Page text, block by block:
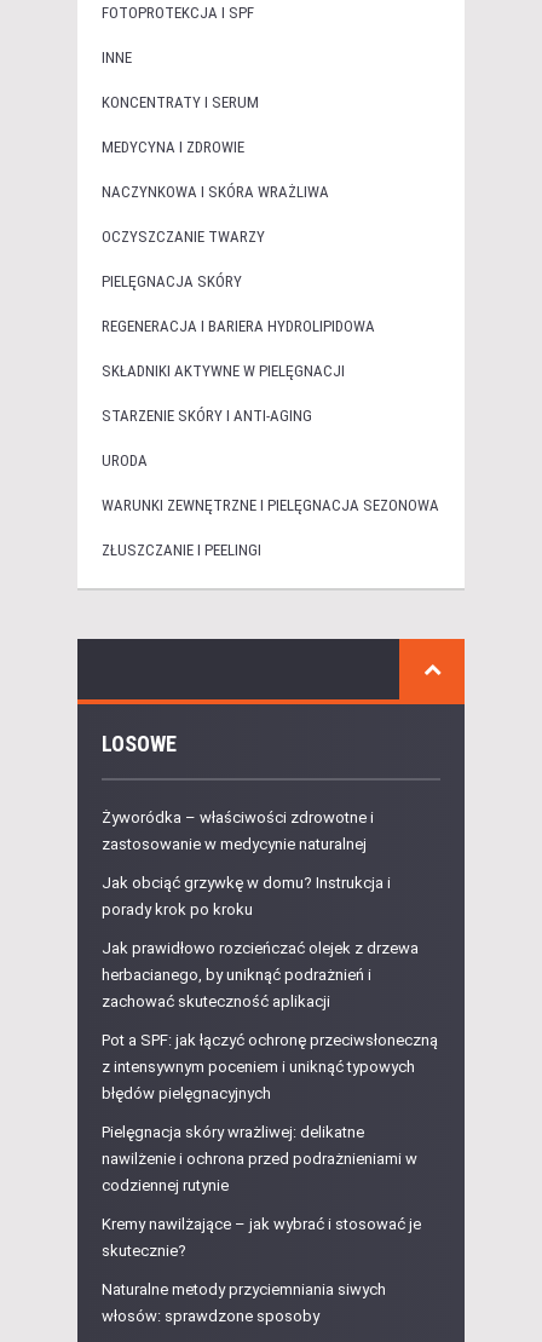
FOTOPROTEKCJA I SPF
INNE
KONCENTRATY I SERUM
MEDYCYNA I ZDROWIE
NACZYNKOWA I SKÓRA WRAŻLIWA
OCZYSZCZANIE TWARZY
PIELĘGNACJA SKÓRY
REGENERACJA I BARIERA HYDROLIPIDOWA
SKŁADNIKI AKTYWNE W PIELĘGNACJI
STARZENIE SKÓRY I ANTI-AGING
URODA
WARUNKI ZEWNĘTRZNE I PIELĘGNACJA SEZONOWA
ZŁUSZCZANIE I PEELINGI
LOSOWE
Żyworódka – właściwości zdrowotne i
zastosowanie w medycynie naturalnej
Jak obciąć grzywkę w domu? Instrukcja i
porady krok po kroku
Jak prawidłowo rozcieńczać olejek z drzewa
herbacianego, by uniknąć podrażnień i
zachować skuteczność aplikacji
Pot a SPF: jak łączyć ochronę przeciwsłoneczną
z intensywnym poceniem i uniknąć typowych
błędów pielęgnacyjnych
Pielęgnacja skóry wrażliwej: delikatne
nawilżenie i ochrona przed podrażnieniami w
codziennej rutynie
Kremy nawilżające – jak wybrać i stosować je
skutecznie?
Naturalne metody przyciemniania siwych
włosów: sprawdzone sposoby